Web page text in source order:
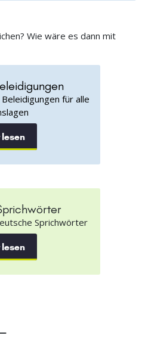
Wie wäre es dann mit
für alle
lesen
Sprichwörter
lesen